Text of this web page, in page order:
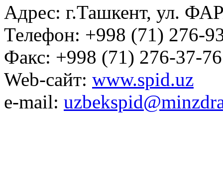
Адрес: г.Ташкент, ул.
Телефон: +998 (71) 276-
Факс: +998 (71) 276-37-76
Web-сайт: www.spid.uz
e-mail: